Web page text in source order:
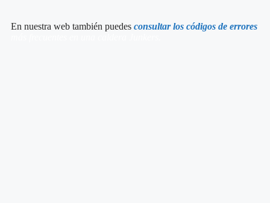
En nuestra web también puedes consultar los códigos de errores